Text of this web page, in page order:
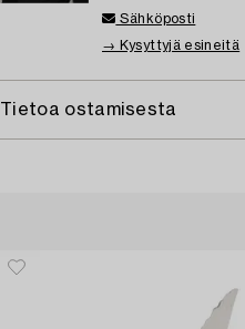
Sähköposti
→ Kysyttyjä esineitä
Tietoa ostamisesta